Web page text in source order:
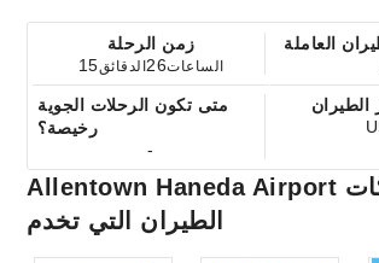
زمن الرحلة
15
الساعات26الدقائق
العاملة
متى تكون الرحلات الجوية
رخيصة؟
-
الطيران
Allentown Haneda Airport شركات
الطيران التي تخدم